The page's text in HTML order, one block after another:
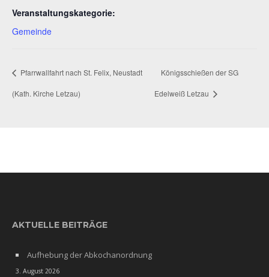
Veranstaltungskategorie:
Gemeinde
Pfarrwallfahrt nach St. Felix, Neustadt
(Kath. Kirche Letzau)
Königsschießen der SG
Edelweiß Letzau
AKTUELLE BEITRÄGE
Aufhebung der Abkochanordnung
3. August 2026